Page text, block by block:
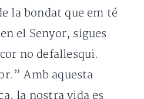
la bondat que em té
el Senyor, sigues
no defallesqui.
Amb aquesta
la nostra vida es